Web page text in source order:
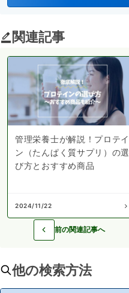
関連記事
管理栄養士が解説！プロテイ
ン（たんぱく質サプリ）の選
び方とおすすめ商品
2024/11/22
前の関連記事へ
他の検索方法